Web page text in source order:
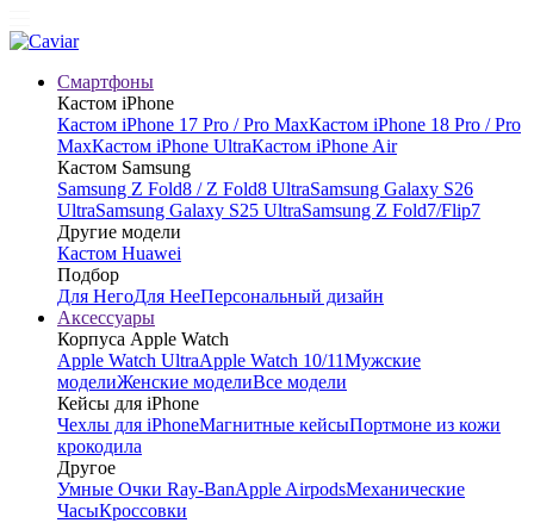
Смартфоны
Кастом iPhone
Кастом iPhone 17 Pro / Pro MaxКастом iPhone 18 Pro / Pro
MaxКастом iPhone UltraКастом iPhone Air
Кастом Samsung
Samsung Z Fold8 / Z Fold8 UltraSamsung Galaxy S26
UltraSamsung Galaxy S25 UltraSamsung Z Fold7/Flip7
Другие модели
Кастом Huawei
Подбор
Для НегоДля НееПерсональный дизайн
Аксессуары
Корпуса Apple Watch
Apple Watch UltraApple Watch 10/11Мужские
моделиЖенские моделиВсе модели
Кейсы для iPhone
Чехлы для iPhoneМагнитные кейсыПортмоне из кожи
крокодила
Другое
Умные Очки Ray-BanApple AirpodsМеханические
ЧасыКроссовки